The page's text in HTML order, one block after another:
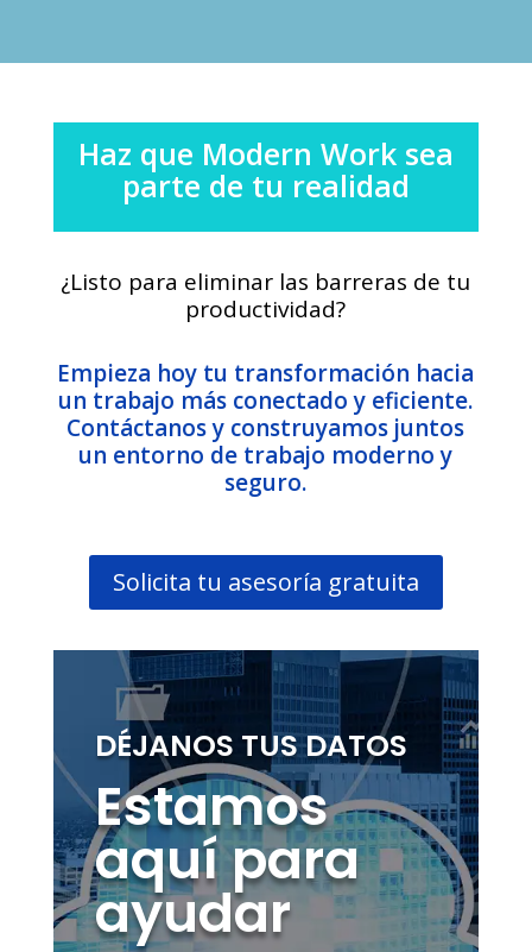
Haz que Modern Work sea
parte de tu realidad
¿Listo para eliminar las barreras de tu
productividad?
Empieza hoy tu transformación hacia
un trabajo más conectado y eficiente.
Contáctanos y construyamos juntos
un entorno de trabajo moderno y
seguro.
Solicita tu asesoría gratuita
DÉJANOS TUS DATOS
Estamos
aquí para
ayudar